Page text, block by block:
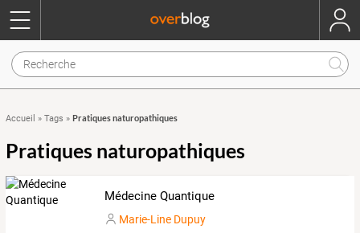
Accueil » Tags » Pratiques naturopathiques
Pratiques naturopathiques
Médecine Quantique
Marie-Line Dupuy